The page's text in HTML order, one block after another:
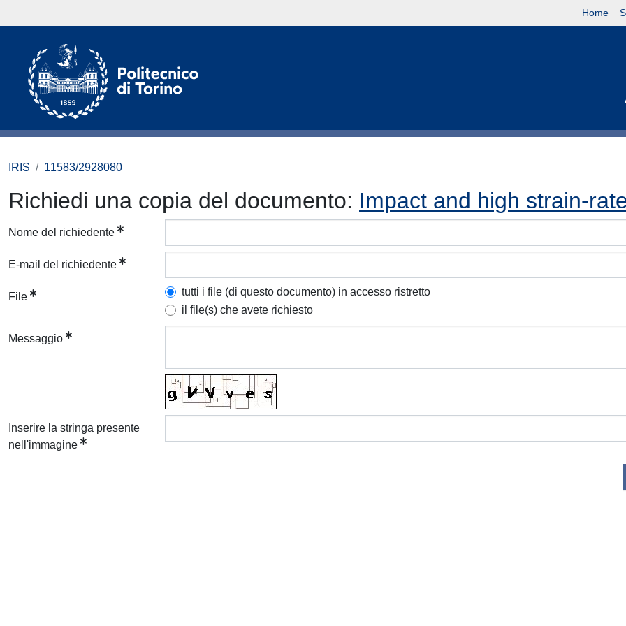
Home
IRIS 11583/2928080
Richiedi una copia del documento: Impact and high strain-
Nome del richiedente
E-mail del richiedente
File
tutti i file (di questo documento) in accesso ristretto
il file(s) che avete richiesto
Messaggio
Inserire la stringa presente
nell'immagine